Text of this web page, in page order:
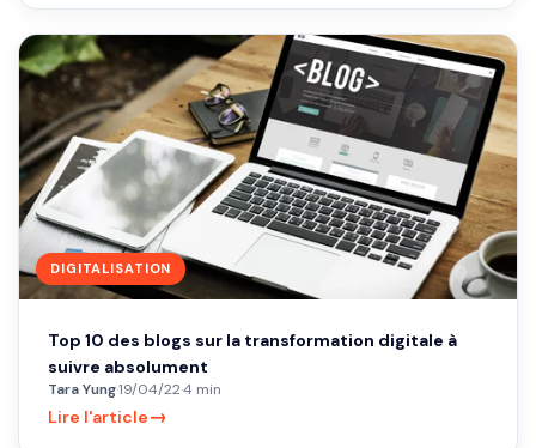
DIGITALISATION
Top 10 des blogs sur la transformation digitale à
suivre absolument
Tara Yung·19/04/22·4 min
Lire l'article→